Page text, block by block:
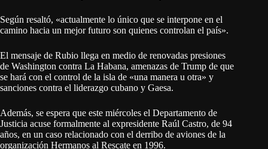
Según resaltó, «actualmente lo único que se interpone en el
camino hacia un mejor futuro son quienes controlan el país».
El mensaje de Rubio llega en medio de renovadas presiones
de Washington contra La Habana, amenazas de Trump de que
se hará con el control de la isla de «una manera u otra» y
sanciones contra el liderazgo cubano y Gaesa.
Además, se espera que este miércoles el Departamento de
Justicia acuse formalmente al expresidente Raúl Castro, de 94
años, en un caso relacionado con el derribo de aviones de la
organización Hermanos al Rescate en 1996.